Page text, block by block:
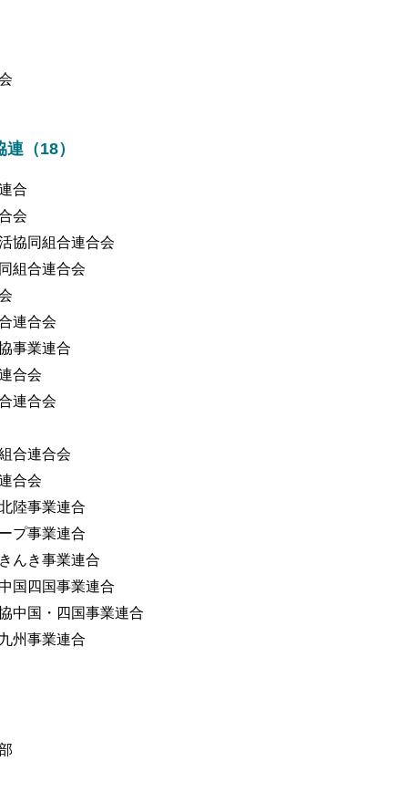
（18）
合
会
協同組合連合会
組合連合会
連合会
事業連合
合会
連合会
合連合会
合会
陸事業連合
プ事業連合
んき事業連合
国四国事業連合
中国・四国事業連合
州事業連合